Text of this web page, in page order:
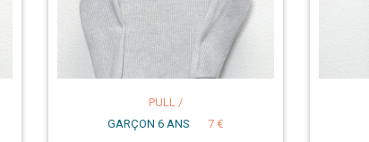
PULL /
GARÇON 6 ANS
7 €